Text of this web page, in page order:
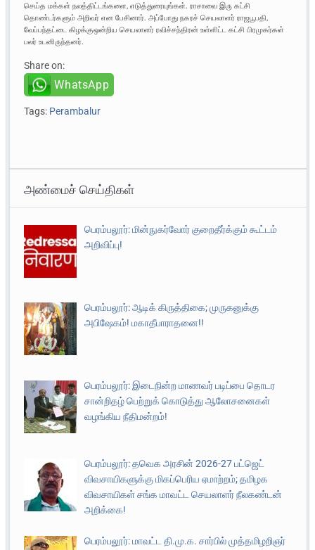
செய்த மக்கள் நலத்திட்டங்களை, எடுத்துரையுங்கள். ராசாவை இரு கட்சி
தொண்டர்களும் அறிவர் என பேசினார். அப்போது நகரச் செயலாளர் ராஜபூபதி,
வேப்பந்தட்டை கிழக்குஒன்றிய செயலாளர் ரவிச்சந்திரன் உள்ளிட்ட கட்சி பிரமுகர்கள்
பலர் உடனிருந்தனர்.
Share on:
WhatsApp
Tags: Perambalur
அண்மைச் செய்திகள்
பெரம்பலூர்: மின்நுகர்வோர் குறைதீர்க்கும் கூட்டம்
அறிவிப்பு!
பெரம்பலூர்: ஆடிக் கிருத்திகை; முருகனுக்கு
அபிஷேகம்! மகாதீபாராதனை!!
பெரம்பலூர்: இடைநின்ற மாணவர் படிப்பை தொடர
சான்றிதழ் பெற்றுக் கொடுத்து ஆலோசனைகள்
வழங்கிய நீதிமன்றம்!
பெரம்பலூர்: தவெக அரசின் 2026-27 பட்ஜெட்
விவசாயிகளுக்கு மிகப்பெரிய ஏமாற்றம்; தமிழக
விவசாயிகள் சங்க மாவட்ட செயலாளர் நீலகண்டன்
அறிக்கை!
பெரம்பலூர்: மாவட்ட தி.மு.க. சார்பில் முத்தமிழறிஞர்